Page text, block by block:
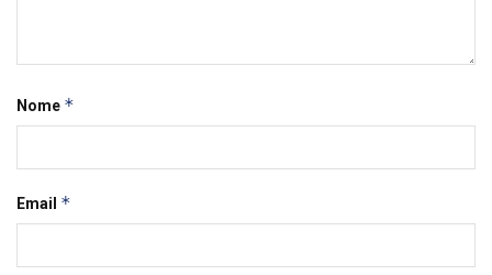
Nome *
Email *